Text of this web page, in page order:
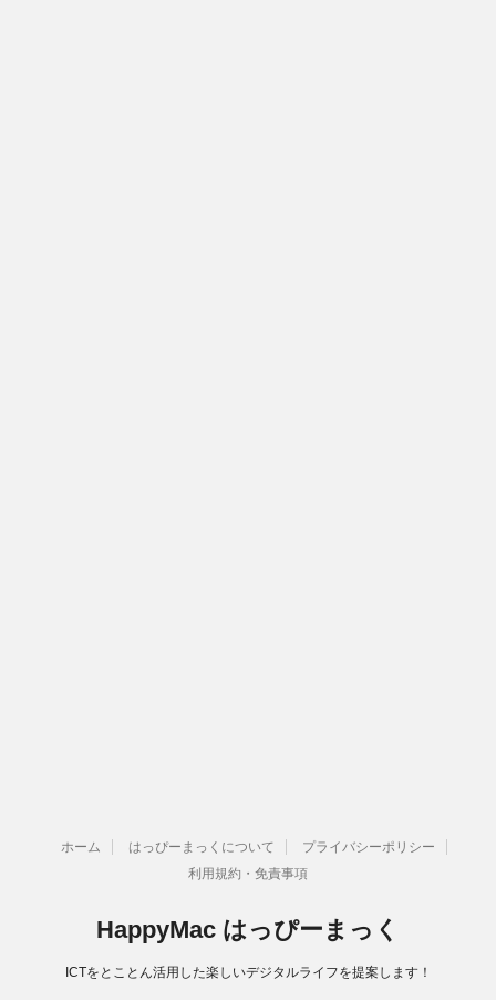
ホーム はっぴーまっくについて
プライバシーポリシー
利用規約・免責事項
HappyMac はっぴーまっく
ICTをとことん活用した楽しいデジタルライフを提案します！